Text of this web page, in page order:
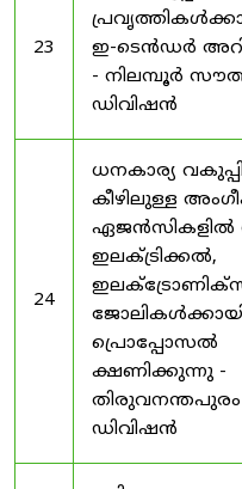
23
ഇ-ടെൻഡർ
- നിലമ്പൂർ
ഡിവിഷൻ
24
ധനകാര്യ
കീഴിലുള്ള
ഏജൻസികളിൽ
ഇലക്ട്രിക്കൽ,
പ്രൊപ്പോസൽ
ക്ഷണിക്കുന്നു -
തിരുവനന്തപുരം
ഡിവിഷൻ